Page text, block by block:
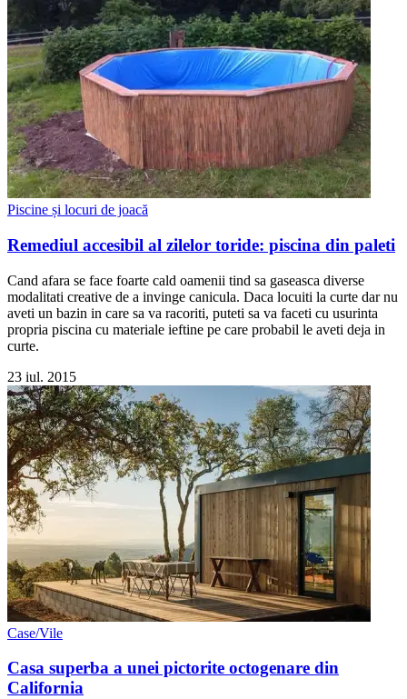
Piscine și locuri de joacă
Remediul accesibil al zilelor toride: piscina din paleti
Cand afara se face foarte cald oamenii tind sa gaseasca diverse
modalitati creative de a invinge canicula. Daca locuiti la curte dar nu
aveti un bazin in care sa va racoriti, puteti sa va faceti cu usurinta
propria piscina cu materiale ieftine pe care probabil le aveti deja in
curte.
23 iul. 2015
Case/Vile
Casa superba a unei pictorite octogenare din
California